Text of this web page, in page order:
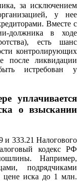
за исключением
у нее
Вместе с
должника в ходе
есть шанс
контролирующих
после ликвидации
истребован у
уплачивается
о взыскании
и 333.21 Налогового
кодекс РФ
Например,
подрядчиками
иска до 1 млн.